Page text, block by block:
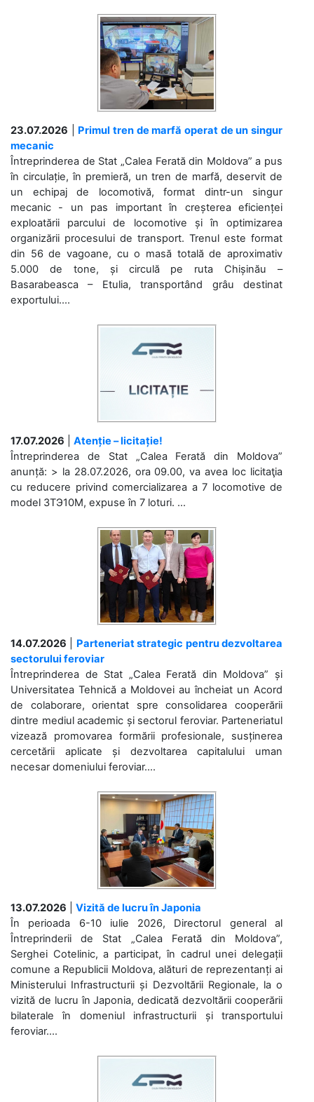
23.07.2026
Primul tren de marfă operat de un singur
mecanic
Întreprinderea de Stat „Calea Ferată din Moldova” a pus
în circulație, în premieră, un tren de marfă, deservit de
un echipaj de locomotivă, format dintr-un singur
mecanic - un pas important în creșterea eficienței
exploatării parcului de locomotive și în optimizarea
organizării procesului de transport. Trenul este format
din 56 de vagoane, cu o masă totală de aproximativ
5.000 de tone, și circulă pe ruta Chișinău –
Basarabeasca – Etulia, transportând grâu destinat
exportului....
17.07.2026
Atenție – licitație!
Întreprinderea de Stat „Calea Ferată din Moldova”
anunță: > la 28.07.2026, ora 09.00, va avea loc licitaţia
cu reducere privind comercializarea a 7 locomotive de
model 3ТЭ10М, expuse în 7 loturi. ...
14.07.2026
Parteneriat strategic pentru dezvoltarea
sectorului feroviar
Întreprinderea de Stat „Calea Ferată din Moldova” și
Universitatea Tehnică a Moldovei au încheiat un Acord
de colaborare, orientat spre consolidarea cooperării
dintre mediul academic și sectorul feroviar. Parteneriatul
vizează promovarea formării profesionale, susținerea
cercetării aplicate și dezvoltarea capitalului uman
necesar domeniului feroviar....
13.07.2026
Vizită de lucru în Japonia
În perioada 6-10 iulie 2026, Directorul general al
Întreprinderii de Stat „Calea Ferată din Moldova”,
Serghei Cotelinic, a participat, în cadrul unei delegații
comune a Republicii Moldova, alături de reprezentanți ai
Ministerului Infrastructurii și Dezvoltării Regionale, la o
vizită de lucru în Japonia, dedicată dezvoltării cooperării
bilaterale în domeniul infrastructurii și transportului
feroviar....